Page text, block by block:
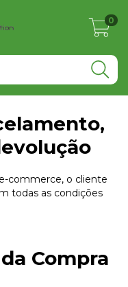
0
commerce, o cliente
todas as condições
Compra